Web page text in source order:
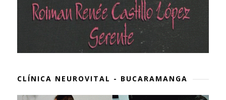
CLÍNICA NEUROVITAL - BUCARAMANGA